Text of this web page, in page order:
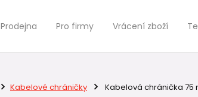
Prodejna Pro firmy Vrácení zboží
Kabelové chráničky Kabelová chránička 75